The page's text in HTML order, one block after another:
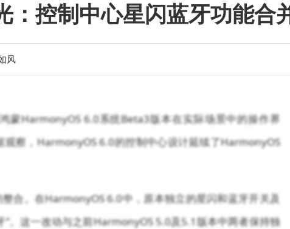
控制中心星闪蓝牙功能合
风
蒙HarmonyOS 6.0系统Beta3版本在实际场景中的操作界
察，HarmonyOS 6.0的控制中心设计延续了HarmonyOS
合。在HarmonyOS 6.0中，原本独立的星闪和蓝牙开关及
这一改动与之前HarmonyOS 5.0及5.1版本中两者保持独